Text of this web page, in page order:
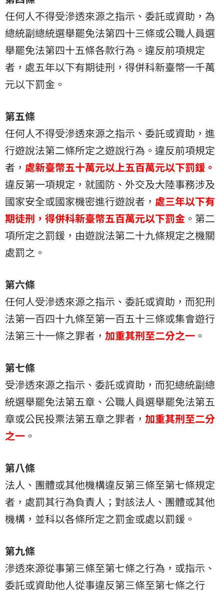
任何人不得受滲透來源之指示、委託或資助，為
總統副總統選舉罷免法第四十三條或公職人員選
舉罷免法第四十五條各款行為。違反前項規定
者，處五年以下有期徒刑，得併科新臺幣一千萬
元以下罰金。
第五條
任何人不得受滲透來源之指示、委託或資助，進
行遊說法第二條所定之遊說行為。違反前項規定
者， 處新臺幣五十萬元以上五百萬元以下罰鍰。
違反第一項規定，就國防、外交及大陸事務涉及
國家安全或國家機密進行遊說者， 處三年以下有
期徒刑，得併科新臺幣五百萬元以下罰金 。第二
項所定之罰鍰，由遊說法第二十九條規定之機關
處罰之。
第六條
任何人受滲透來源之指示、委託或資助，而犯刑
法第一百四十九條至第一百五十三條或集會遊行
法第三十一條之罪者， 加重其刑至二分之一 。
第七條
受滲透來源之指示、委託或資助，而犯總統副總
統選舉罷免法第五章、公職人員選舉罷免法第五
章或公民投票法第五章之罪者， 加重其刑至二分
之一 。
第八條
法人、團體或其他機構違反第三條至第七條規定
者，處罰其行為負責人；對該法人、團體或其他
機構，並科以各條所定之罰金或處以罰鍰。
第九條
滲透來源從事第三條至第七條之行為，或指示、
委託或資助他人從事違反第三條至第七條之行